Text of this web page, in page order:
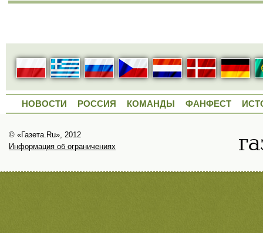
НОВОСТИ РОССИЯ КОМАНДЫ ФАНФЕСТ
© «Газета.Ru», 2012
Информация об ограничениях